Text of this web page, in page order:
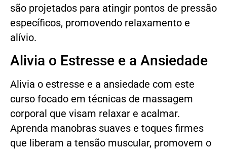
são projetados para atingir pontos de pressão
específicos, promovendo relaxamento e
alívio.
Alivia o Estresse e a Ansiedade
Alivia o estresse e a ansiedade com este
curso focado em técnicas de massagem
corporal que visam relaxar e acalmar.
Aprenda manobras suaves e toques firmes
que liberam a tensão muscular, promovem o